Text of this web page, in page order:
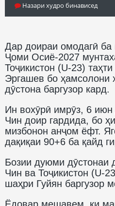
Назари худро бинависед
Дар доираи омодагӣ ба
Ҷоми Осиё-2027
Тоҷикистон (U-23)
Эргашев бо ҳамсолони
дӯстона баргузор кард.
Ин вохӯрӣ имрӯз, 6
Чин доир гардида, бо
мизбонон анҷом ёфт.
дақиқаи 90+6 ба қайд
Бозии дуюми дӯстонаи
Чин ва Тоҷикистон (U-
шаҳри Гуйян баргузор